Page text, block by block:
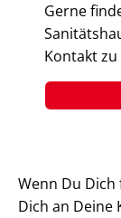
Gerne
Kontakt zu
Wenn Du
Dich an Deine